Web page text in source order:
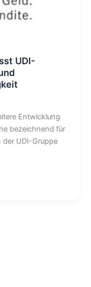
UDI-
Entwicklung
bezeichnend für
UDI-Gruppe